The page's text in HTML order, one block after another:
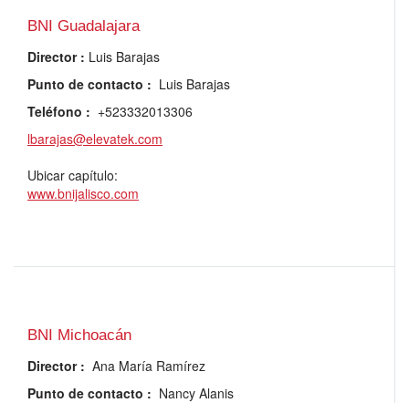
BNI Guadalajara
Director : Luis Barajas
Punto de contacto : Luis Barajas
Teléfono : +523332013306
lbarajas@elevatek.com
Ubicar capítulo:
www.bnijalisco.com
BNI Michoacán
Director : Ana María Ramírez
Punto de contacto : Nancy Alanis